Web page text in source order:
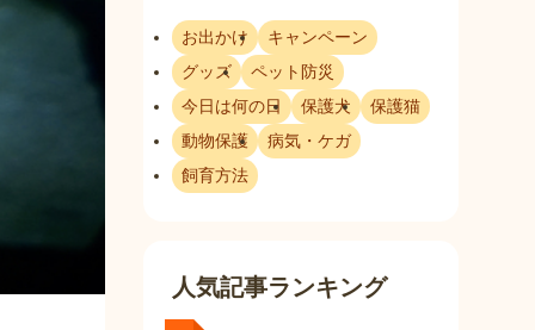
お出かけ
キャンペーン
グッズ
ペット防災
今日は何の日
保護犬
保護猫
動物保護
病気・ケガ
飼育方法
人気記事ランキング